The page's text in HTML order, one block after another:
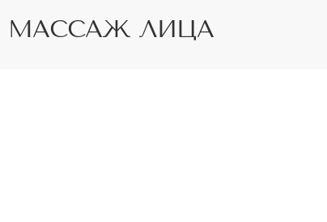
МАССАЖ ЛИЦА